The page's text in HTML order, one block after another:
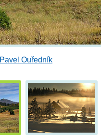
Pavel Ouředník